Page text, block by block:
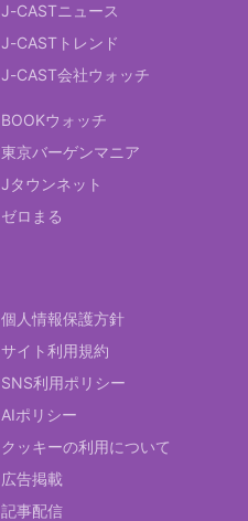
J-CASTニュース
J-CASTトレンド
J-CAST会社ウォッチ
BOOKウォッチ
東京バーゲンマニア
Jタウンネット
ゼロまる
個人情報保護方針
サイト利用規約
SNS利用ポリシー
AIポリシー
クッキーの利用について
広告掲載
記事配信